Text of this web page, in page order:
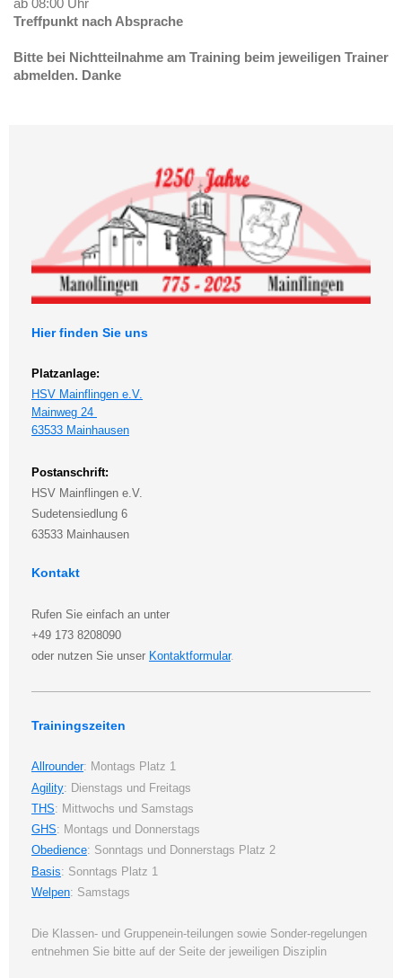
ab 08:00 Uhr
Treffpunkt nach Absprache
Bitte bei Nichtteilnahme am Training beim jeweiligen Trainer
abmelden. Danke
Hier finden Sie uns
Platzanlage:
HSV Mainflingen e.V.
Mainweg 24
63533 Mainhausen
Postanschrift:
HSV Mainflingen e.V.
Sudetensiedlung 6
63533 Mainhausen
Kontakt
Rufen Sie einfach an unter
+49 173 8208090
oder nutzen Sie unser Kontaktformular.
Trainingszeiten
Allrounder: Montags Platz 1
Agility: Dienstags und Freitags
THS: Mittwochs und Samstags
GHS: Montags und Donnerstags
Obedience: Sonntags und Donnerstags Platz 2
Basis: Sonntags Platz 1
Welpen: Samstags
Die Klassen- und Gruppenein-teilungen sowie Sonder-regelungen
entnehmen Sie bitte auf der Seite der jeweiligen Disziplin